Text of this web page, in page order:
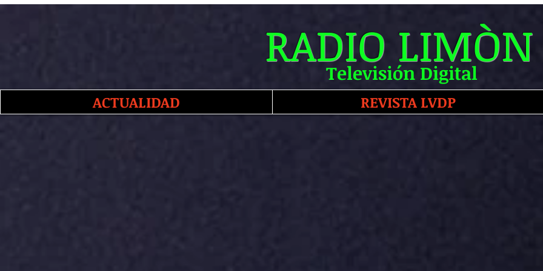
Televisión Digital
RADIO LIMÒN
ACTUALIDAD REVISTA LVDP